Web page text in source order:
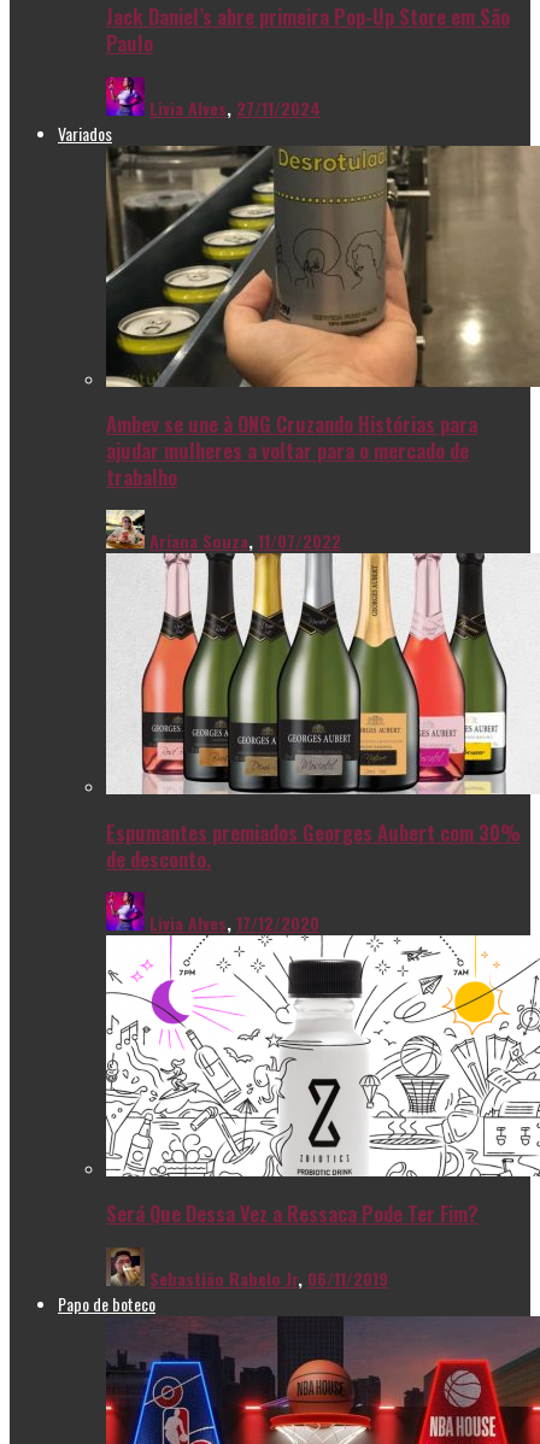
Jack Daniel’s abre primeira Pop-Up Store em São
Paulo
Livia Alves, 27/11/2024
Variados
Ambev se une à ONG Cruzando Histórias para
ajudar mulheres a voltar para o mercado de
trabalho
Ariana Souza,11/07/2022
Espumantes premiados Georges Aubert com 30%
de desconto.
Livia Alves,17/12/2020
Será Que Dessa Vez a Ressaca Pode Ter Fim?
Sebastião Rabelo Jr, 06/11/2019
Papo de boteco